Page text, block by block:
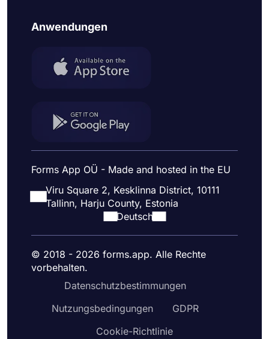
Anwendungen
Forms App OÜ - Made and hosted in the EU
Viru Square 2, Kesklinna District, 10111
Tallinn, Harju County, Estonia
Deutsch
© 2018 - 2026 forms.app. Alle Rechte
vorbehalten.
Datenschutzbestimmungen
Nutzungsbedingungen
GDPR
Cookie-Richtlinie